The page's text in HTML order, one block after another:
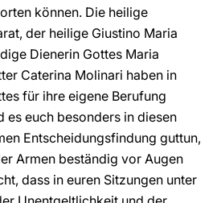
können. Die heilige
der heilige Giustino Maria
Dienerin Gottes Maria
Caterina Molinari haben in
für ihre eigene Berufung
es euch besonders in diesen
Entscheidungsfindung guttun,
Armen beständig vor Augen
dass in euren Sitzungen unter